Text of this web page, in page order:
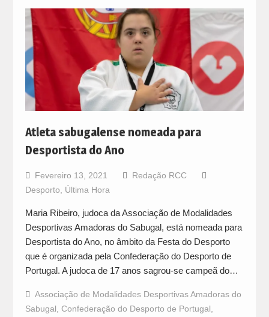
Atleta sabugalense nomeada para
Desportista do Ano
Fevereiro 13, 2021
Redação RCC
Desporto
Última Hora
Maria Ribeiro, judoca da Associação de Modalidades
Desportivas Amadoras do Sabugal, está nomeada para
Desportista do Ano, no âmbito da Festa do Desporto
que é organizada pela Confederação do Desporto de
Portugal. A judoca de 17 anos sagrou-se campeã do…
Associação de Modalidades Desportivas Amadoras do
Sabugal Confederação do Desporto de Portugal